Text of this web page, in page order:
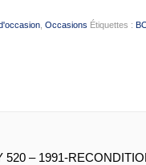
,Occasions Étiquettes :
520 – 1991-